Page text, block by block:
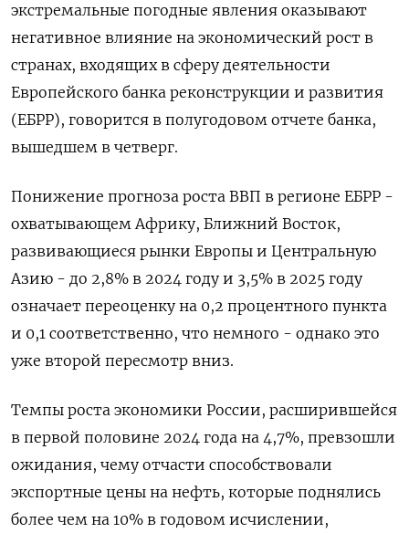
экстремальные погодные явления оказывают
негативное влияние на экономический рост в
странах, входящих в сферу деятельности
Европейского банка реконструкции и развития
(ЕБРР), говорится в полугодовом отчете банка,
вышедшем в четверг.
Понижение прогноза роста ВВП в регионе ЕБРР -
охватывающем Африку, Ближний Восток,
развивающиеся рынки Европы и Центральную
Азию - до 2,8% в 2024 году и 3,5% в 2025 году
означает переоценку на 0,2 процентного пункта
и 0,1 соответственно, что немного - однако это
уже второй пересмотр вниз.
Темпы роста экономики России, расширившейся
в первой половине 2024 года на 4,7%, превзошли
ожидания, чему отчасти способствовали
экспортные цены на нефть, которые поднялись
более чем на 10% в годовом исчислении,